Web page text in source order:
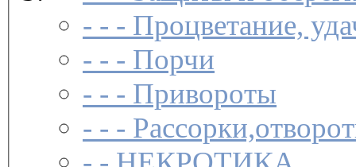
- - - Процветание,
- - - Порчи­
- - - Привороты­
- - -